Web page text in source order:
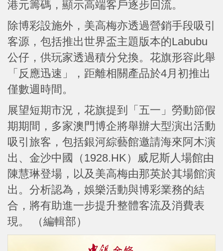
港元籌碼，顯示高端客戶逐步回流。
除博彩設施外，美高梅亦透過營銷手段吸引
客源，包括推出世界盃主題版本的Labubu
公仔，供玩家透過積分兌換。花旗形容此舉
「反應迅速」，距離相關產品於4月初推出
僅數週時間。
展望短期市況，花旗提到「五一」勞動節假
期期間，多家澳門博企將舉辦大型演出活動
吸引旅客，包括銀河綜藝館邀請海來阿木演
出、金沙中國（1928.HK）威尼斯人場館由
陳慧琳登場，以及美高梅由那英於其場館演
出。分析認為，娛樂活動與博彩業務的結
合，將有助進一步提升整體客流及消費表
現。 （編輯部）